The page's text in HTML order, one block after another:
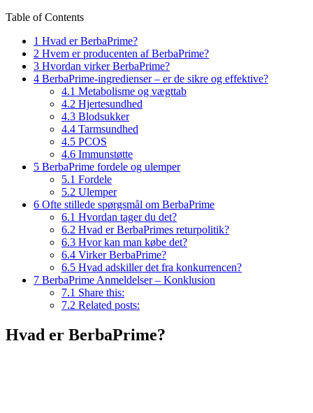
Table of Contents
1 Hvad er BerbaPrime?
2 Hvem er producenten af ​​BerbaPrime?
3 Hvordan virker BerbaPrime?
4 BerbaPrime-ingredienser – er de sikre og effektive?
4.1 Metabolisme og vægttab
4.2 Hjertesundhed
4.3 Blodsukker
4.4 Tarmsundhed
4.5 PCOS
4.6 Immunstøtte
5 BerbaPrime fordele og ulemper
5.1 Fordele
5.2 Ulemper
6 Ofte stillede spørgsmål om BerbaPrime
6.1 Hvordan tager du det?
6.2 Hvad er BerbaPrimes returpolitik?
6.3 Hvor kan man købe det?
6.4 Virker BerbaPrime?
6.5 Hvad adskiller det fra konkurrencen?
7 BerbaPrime Anmeldelser – Konklusion
7.1 Share this:
7.2 Related posts:
Hvad er BerbaPrime?